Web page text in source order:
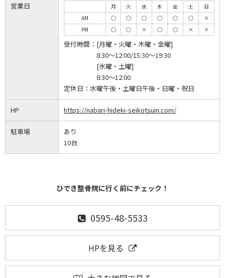
営業日 月 火 水 木 金 土
日
AM
◯ ◯ ◯ ◯ ◯ ◯
×
PM
◯ ◯ × ◯ ◯ × ×
受付時間： [月曜・火曜・木曜・金曜]
8:30～12:00/15:30～19:30
[水曜・土曜]
8:30～12:00
定休日： 水曜午後・土曜日午後・日曜・祝日
HP https://nabari-hideki-seikotsuin.com/
駐車場
あり
10台
ひでき整骨院に行く前にチェック！
0595-48-5533
HPを見る